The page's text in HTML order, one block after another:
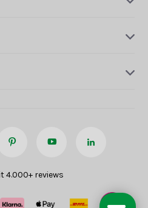
4.000+ reviews